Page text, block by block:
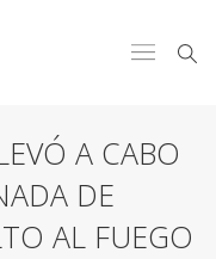
A CABO
DE
AL FUEGO